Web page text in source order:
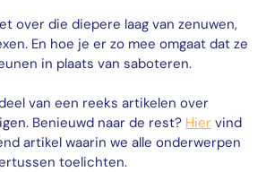
over die diepere laag van zenuwen,
En hoe je er zo mee omgaat dat ze
in plaats van saboteren.
van een reeks artikelen over
Benieuwd naar de rest? Hier vind
artikel waarin we alle onderwerpen
toelichten.